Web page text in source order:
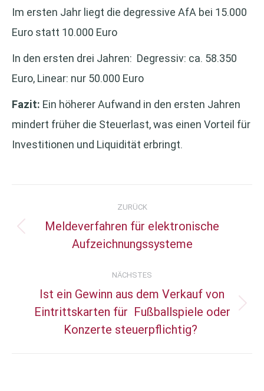
Im ersten Jahr liegt die degressive AfA bei 15.000
Euro statt 10.000 Euro
In den ersten drei Jahren: Degressiv: ca. 58.350
Euro, Linear: nur 50.000 Euro
Fazit: Ein höherer Aufwand in den ersten Jahren
mindert früher die Steuerlast, was einen Vorteil für
Investitionen und Liquidität erbringt.
Kommentarnavigation
ZURÜCK
Meldeverfahren für elektronische
Aufzeichnungssysteme
NÄCHSTES
Nächster
Beitrag:
Ist ein Gewinn aus dem Verkauf von
Eintrittskarten für Fußballspiele oder
Konzerte steuerpflichtig?